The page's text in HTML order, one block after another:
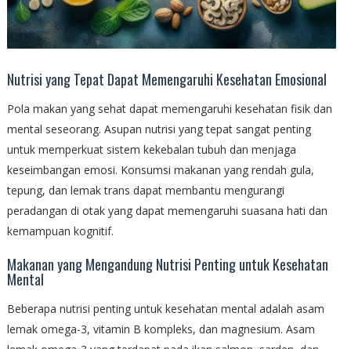
Nutrisi yang Tepat Dapat Memengaruhi Kesehatan Emosional
Pola makan yang sehat dapat memengaruhi kesehatan fisik dan
mental seseorang. Asupan nutrisi yang tepat sangat penting
untuk memperkuat sistem kekebalan tubuh dan menjaga
keseimbangan emosi. Konsumsi makanan yang rendah gula,
tepung, dan lemak trans dapat membantu mengurangi
peradangan di otak yang dapat memengaruhi suasana hati dan
kemampuan kognitif.
Makanan yang Mengandung Nutrisi Penting untuk Kesehatan
Mental
Beberapa nutrisi penting untuk kesehatan mental adalah asam
lemak omega-3, vitamin B kompleks, dan magnesium. Asam